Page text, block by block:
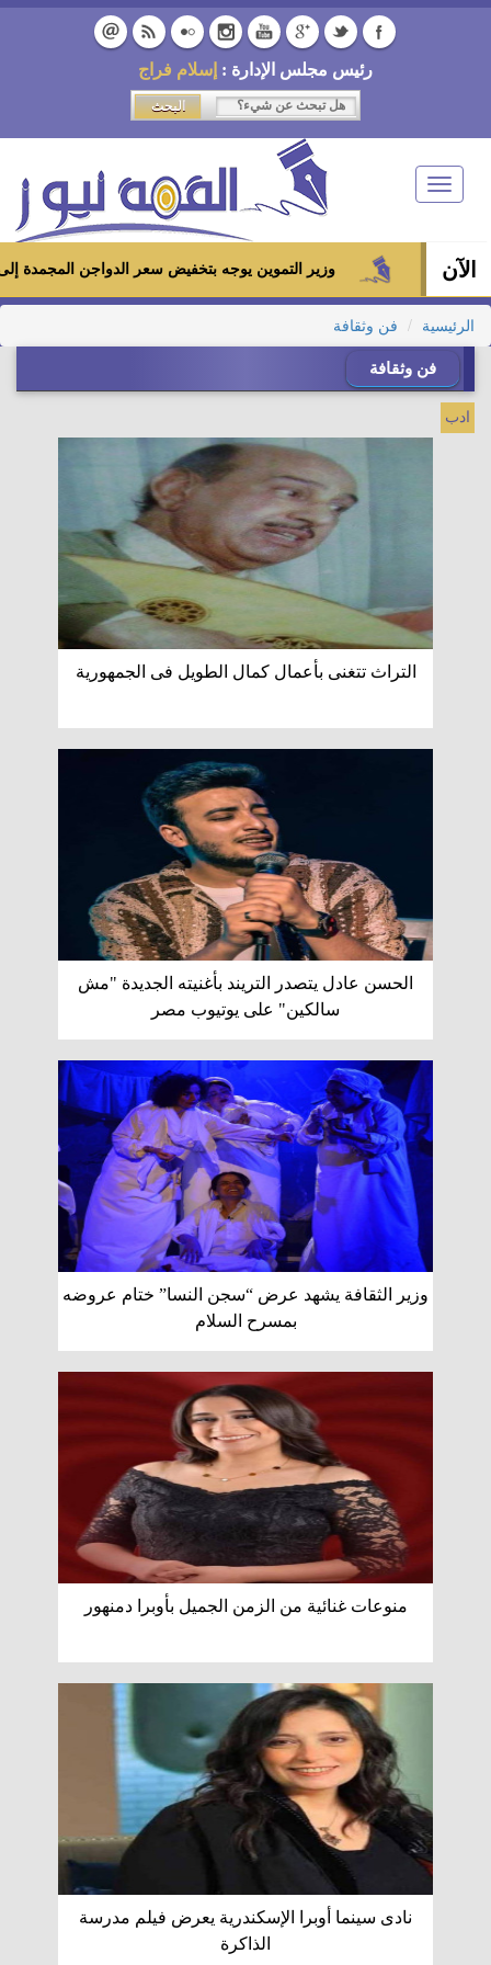
رئيس مجلس الإدارة : إسلام فراج
Toggle
navigation
الآن وزير التموين يوجه بتخفيض سعر الدواجن المجمدة إلى 100 جنيه للكيلو بالمجمعات الاستهلاكية ومعارض «أهلاً رمضان»
الرئيسية فن وثقافة
فن وثقافة
ادب
التراث تتغنى بأعمال كمال الطويل فى الجمهورية
الحسن عادل يتصدر التريند بأغنيته الجديدة "مش
سالكين" على يوتيوب مصر
وزير الثقافة يشهد عرض “سجن النسا” ختام عروضه
بمسرح السلام
منوعات غنائية من الزمن الجميل بأوبرا دمنهور
نادى سينما أوبرا الإسكندرية يعرض فيلم مدرسة
الذاكرة